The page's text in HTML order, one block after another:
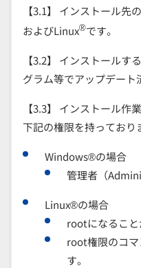
【3.1】 インストール
およびLinux®です。
【3.2】 インストールす
グラム等でアップデート
【3.3】
インストール作
下記の権限を持っており
Windows®の場合
管理者（
Linux®の場合
rootになること
root権限のコ
す。